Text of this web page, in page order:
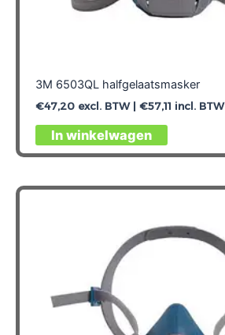
3M 6503QL halfgelaatsmasker
€47,20excl. BTW | €57,11 incl. BTW
In winkelwagen